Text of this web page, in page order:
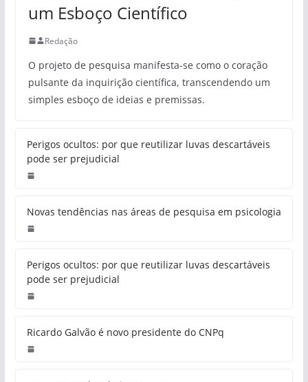
um Esboço Científico
Redação
O projeto de pesquisa manifesta-se como o coração
pulsante da inquirição científica, transcendendo um
simples esboço de ideias e premissas.
Perigos ocultos: por que reutilizar luvas descartáveis
pode ser prejudicial
Novas tendências nas áreas de pesquisa em psicologia
Perigos ocultos: por que reutilizar luvas descartáveis
pode ser prejudicial
Ricardo Galvão é novo presidente do CNPq